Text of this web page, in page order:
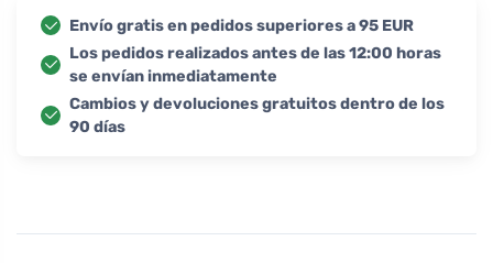
Envío gratis en pedidos superiores a 95 EUR
Los pedidos realizados antes de las 12:00 horas
se envían inmediatamente
Cambios y devoluciones gratuitos dentro de los
90 días